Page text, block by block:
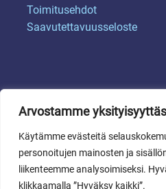
Arvostamme
Käytämme evästeitä
personoitujen mainosten ja
liikenteemme analysoimiseksi.
klikkaamalla ”Hyväksy kaikki”.
Toimitusehdot
Saavutettavuusseloste